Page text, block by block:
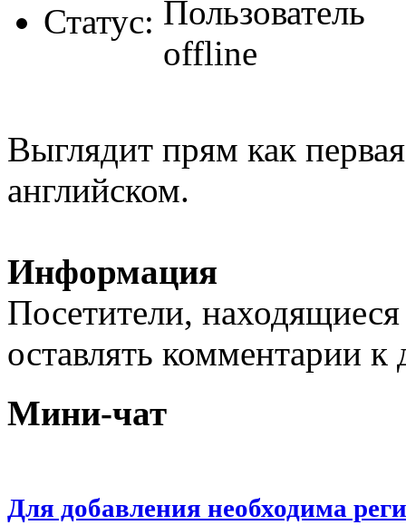
Статус:
Выглядит прям как
английском.
Информация
Посетители,
оставлять комментарии
Мини-чат
Для добавления необходима